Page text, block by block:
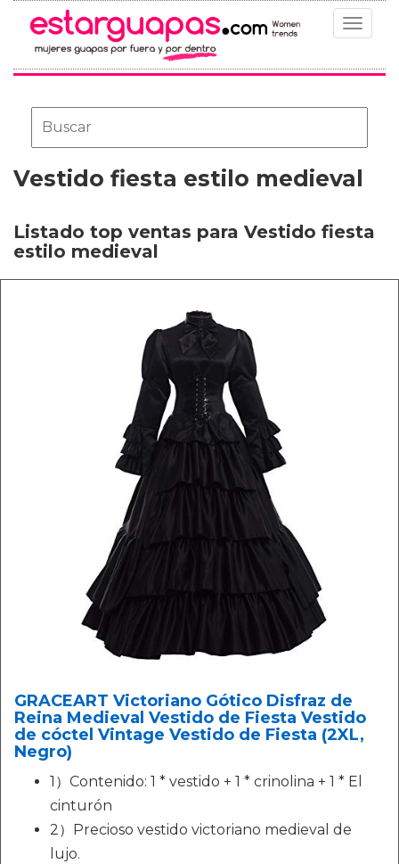
Toggle
Vestido fiesta estilo medieval
Listado top ventas para Vestido fiesta
estilo medieval
GRACEART Victoriano Gótico Disfraz de
Reina Medieval Vestido de Fiesta Vestido
de cóctel Vintage Vestido de Fiesta (2XL,
Negro)
1）Contenido: 1 * vestido + 1 * crinolina + 1 * El
cinturón
2）Precioso vestido victoriano medieval de
lujo.